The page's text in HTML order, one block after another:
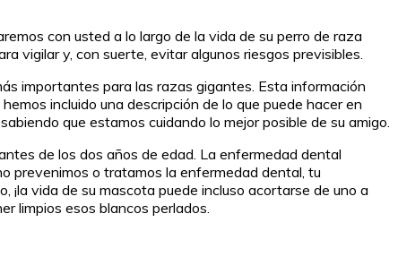
con usted a lo largo de la vida de su perro de raza
vigilar y, con suerte, evitar algunos riesgos previsibles.
importantes para las razas gigantes. Esta información
incluido una descripción de lo que puede hacer en
que estamos cuidando lo mejor posible de su amigo.
de los dos años de edad. La enfermedad dental
prevenimos o tratamos la enfermedad dental, tu
¡la vida de su mascota puede incluso acortarse de uno a
limpios esos blancos perlados.